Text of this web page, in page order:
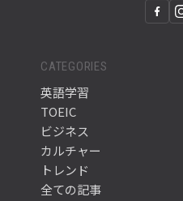
CATEGORIES
英語学習
TOEIC
ビジネス
カルチャー
トレンド
全ての記事